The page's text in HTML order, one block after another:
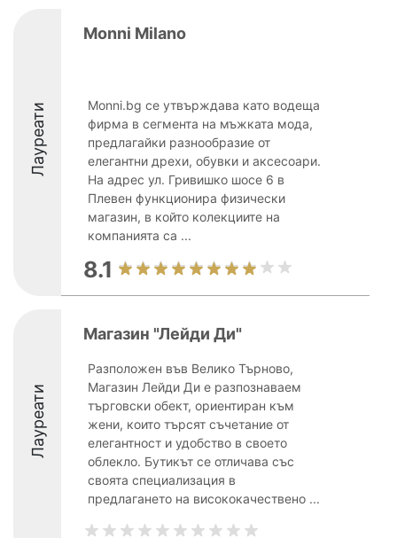
Лауреати
Monni Milano
Monni.bg се утвърждава като водеща
фирма в сегмента на мъжката мода,
предлагайки разнообразие от
елегантни дрехи, обувки и аксесоари.
На адрес ул. Гривишко шосе 6 в
Плевен функционира физически
магазин, в който колекциите на
компанията са ...
8.1
Лауреати
Магазин "Лейди Ди"
Разположен във Велико Търново,
Магазин Лейди Ди е разпознаваем
търговски обект, ориентиран към
жени, които търсят съчетание от
елегантност и удобство в своето
облекло. Бутикът се отличава със
своята специализация в
предлагането на висококачествено ...